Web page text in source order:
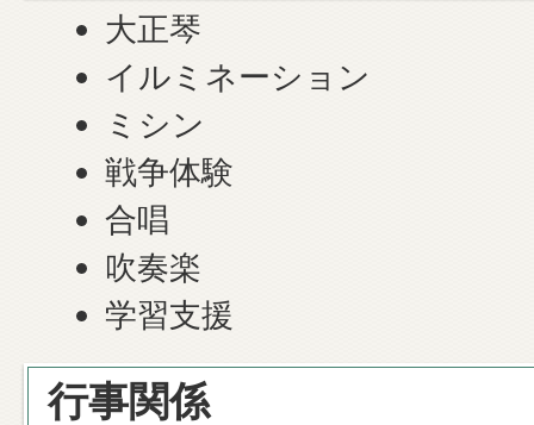
大正琴
イルミネーション
ミシン
戦争体験
合唱
吹奏楽
学習支援
行事関係